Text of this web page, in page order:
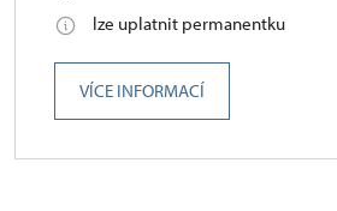
lze uplatnit permanentku
VÍCE INFORMACÍ